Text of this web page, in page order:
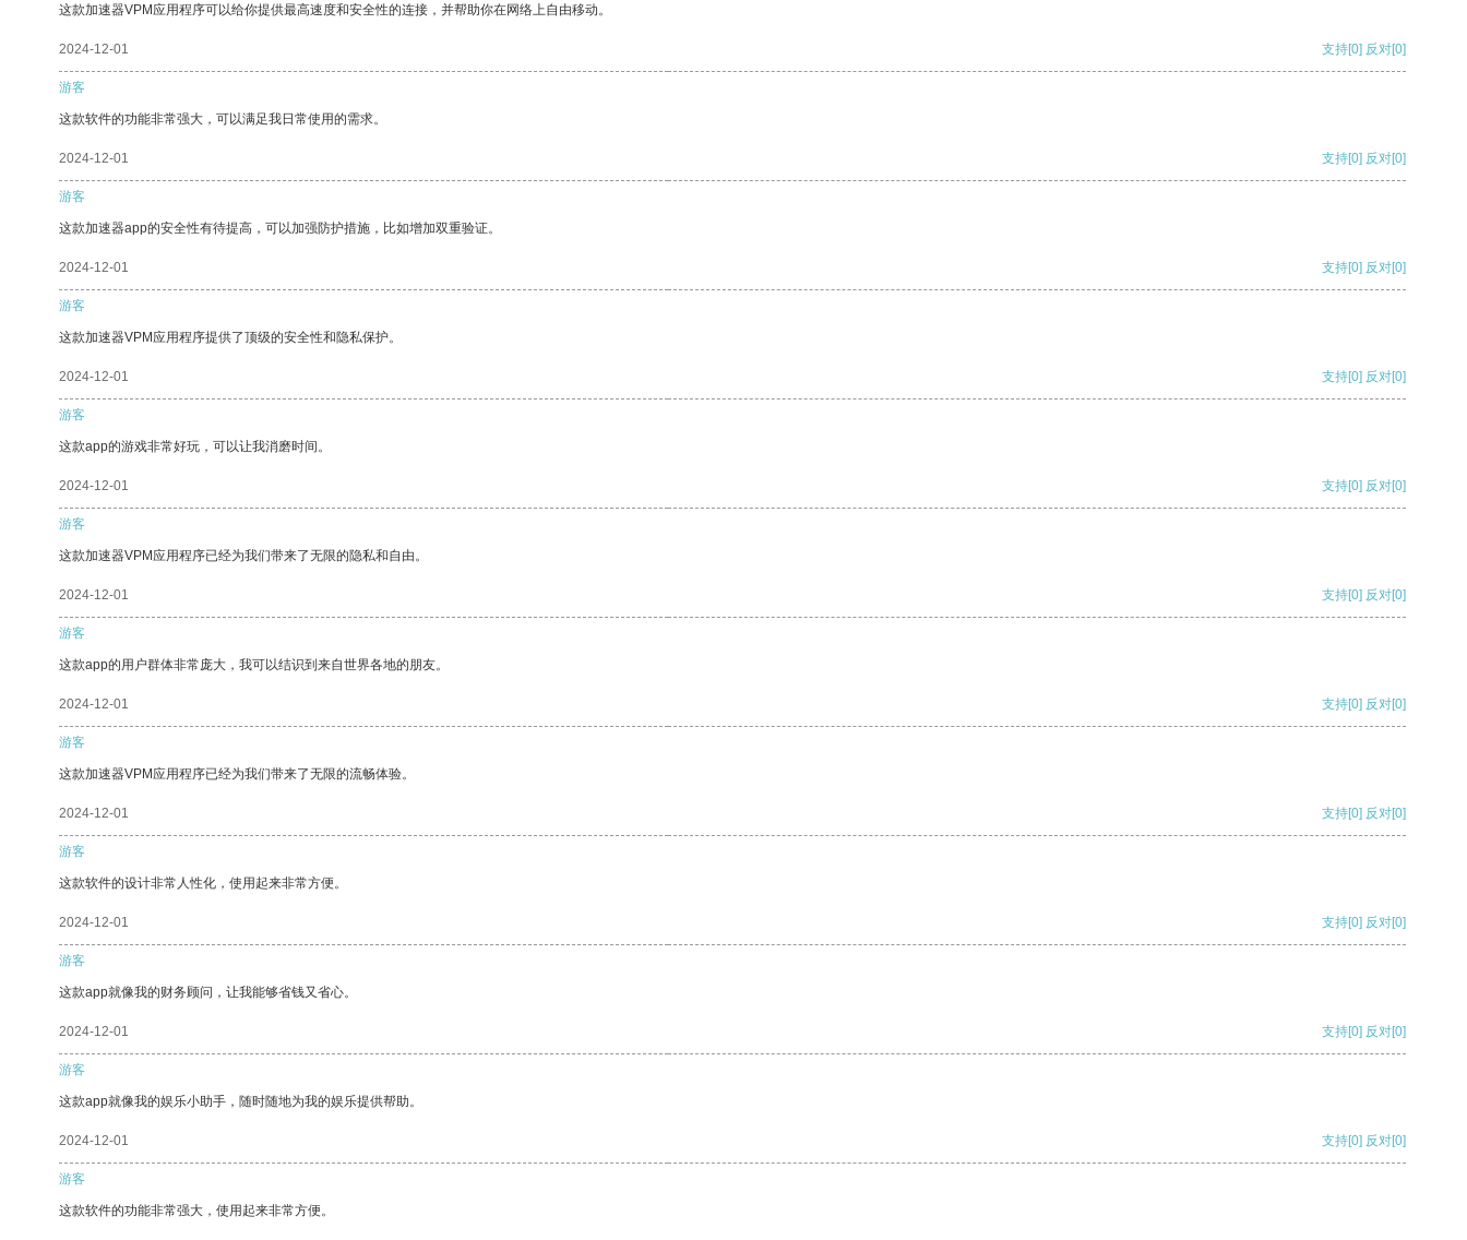
这款加速器VPM应用程序可以给你提供最高速度和安全性的连接，并帮助你在网络上自由移动。
2024-12-01 支持[0] 反对[0]
游客
这款软件的功能非常强大，可以满足我日常使用的需求。
2024-12-01 支持[0] 反对[0]
游客
这款加速器app的安全性有待提高，可以加强防护措施，比如增加双重验证。
2024-12-01 支持[0] 反对[0]
游客
这款加速器VPM应用程序提供了顶级的安全性和隐私保护。
2024-12-01 支持[0] 反对[0]
游客
这款app的游戏非常好玩，可以让我消磨时间。
2024-12-01 支持[0] 反对[0]
游客
这款加速器VPM应用程序已经为我们带来了无限的隐私和自由。
2024-12-01 支持[0] 反对[0]
游客
这款app的用户群体非常庞大，我可以结识到来自世界各地的朋友。
2024-12-01 支持[0] 反对[0]
游客
这款加速器VPM应用程序已经为我们带来了无限的流畅体验。
2024-12-01 支持[0] 反对[0]
游客
这款软件的设计非常人性化，使用起来非常方便。
2024-12-01 支持[0] 反对[0]
游客
这款app就像我的财务顾问，让我能够省钱又省心。
2024-12-01 支持[0] 反对[0]
游客
这款app就像我的娱乐小助手，随时随地为我的娱乐提供帮助。
2024-12-01 支持[0] 反对[0]
游客
这款软件的功能非常强大，使用起来非常方便。